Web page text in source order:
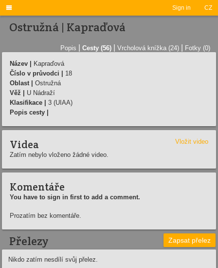
Sign in CZ

Ostružná | Kapraďová
Popis Cesty (56) Vrcholová knížka (24) Fotky (0)
Název |
Kapraďová
Číslo v průvodci |
18
Oblast |
Ostružná
Věž |
U Nádraží­
Klasifikace |
3 (UIAA)
Popis cesty |
Videa
Vložit video
Zatím nebylo vloženo žádné video.
Komentáře
You have to sign in first to add a comment.
Prozatím bez komentáře.
Přelezy Zapsat přelez
Nikdo zatím nesdílí svůj přelez.